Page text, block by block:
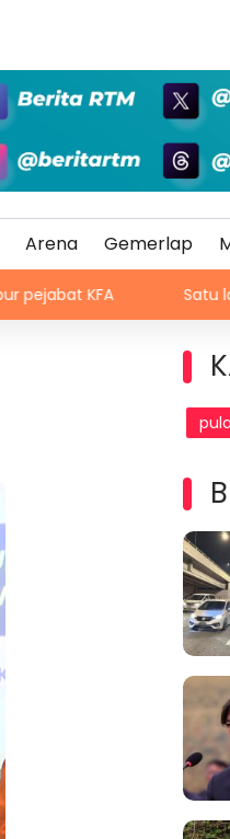
Arena Gemerlap
Satu lagi guni berisi